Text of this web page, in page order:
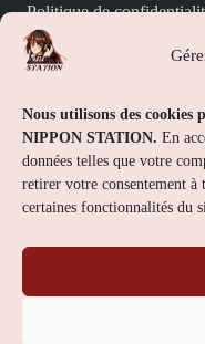
Nous utilisons des cookies
NIPPON STATION. En
données telles que votre
retirer votre consentement
certaines fonctionnalités du
Politique de
Politique de cookies
Nippon
À propos
FAQs
Contact